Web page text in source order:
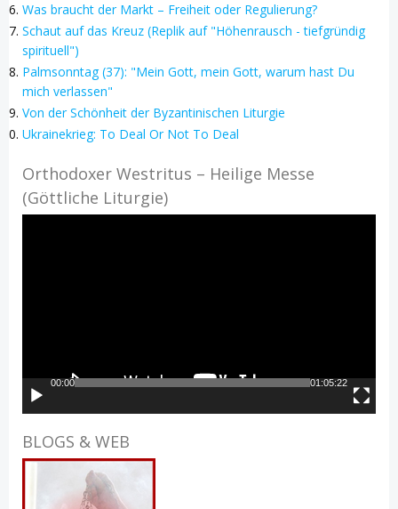
Was braucht der Markt – Freiheit oder Regulierung?
Schaut auf das Kreuz (Replik auf "Höhenrausch - tiefgründig
spirituell")
Palmsonntag (37): "Mein Gott, mein Gott, warum hast Du
mich verlassen"
Von der Schönheit der Byzantinischen Liturgie
Ukrainekrieg: To Deal Or Not To Deal
Orthodoxer Westritus – Heilige Messe
(Göttliche Liturgie)
00:00 01:05:22
BLOGS & WEB